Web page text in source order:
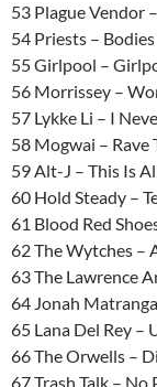
53 Plague Vendor
54 Priests –
55 Girlpool –
56 Morrissey –
57 Lykke Li – I
58 Mogwai – Rave
59 Alt-J – This Is
60 Hold Steady –
61 Blood Red
62 The Wytches –
63 The Lawrence
64 Jonah
65 Lana Del Rey –
66 The Orwells –
67 Trash Talk – No